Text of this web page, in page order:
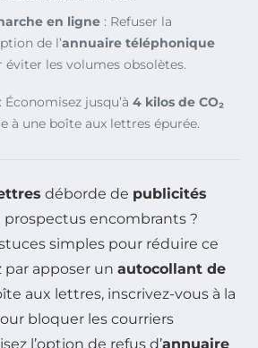
en ligne : Refuser la
de l’annuaire téléphonique
éviter les volumes obsolètes.
: Économisez jusqu’à 4 kilos de CO₂
à une boîte aux lettres épurée.
déborde de publicités
prospectus encombrants ?
simples pour réduire ce
apposer un autocollant de
aux lettres, inscrivez-vous à la
bloquer les courriers
l’option de refus d’annuaire